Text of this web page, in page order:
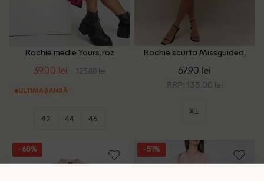
Rochie medie Yours, roz
39.00 lei 125.00 lei
ULTIMA ȘANSĂ
42 44 46
Rochie scurta Missguided,
67.90 lei
RRP: 135.00 lei
XL
- 68% - 51%